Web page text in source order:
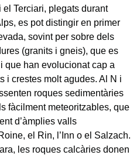
Terciari, plegats durant
es pot distingir en primer
sovint per sobre dels
(granits i gneis), que es
que han evolucionat cap a
i crestes molt agudes. Al N i
roques sedimentàries
fàcilment meteoritzables, que
d’àmplies valls
el Rin, l’Inn o el Salzach.
les roques calcàries donen